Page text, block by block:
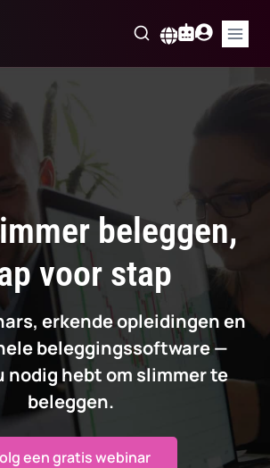
beleggen,
voor stap
erkende opleidingen en
beleggingssoftware —
nodig hebt om slimmer te
beleggen.
een gratis webinar